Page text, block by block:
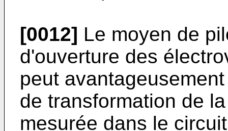
[0012] Le moyen de
d'ouverture des
peut
de transformation de
mesurée dans le